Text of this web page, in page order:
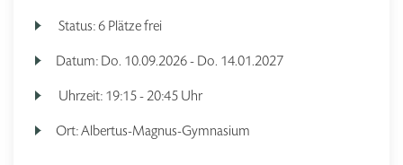
Status:6 Plätze frei
Datum: Do. 10.09.2026 - Do. 14.01.2027
Uhrzeit: 19:15 - 20:45 Uhr
Ort:Albertus-Magnus-Gymnasium